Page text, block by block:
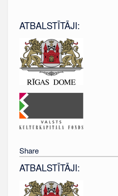
ATBALSTĪTĀJI:
Share
ATBALSTĪTĀJI: